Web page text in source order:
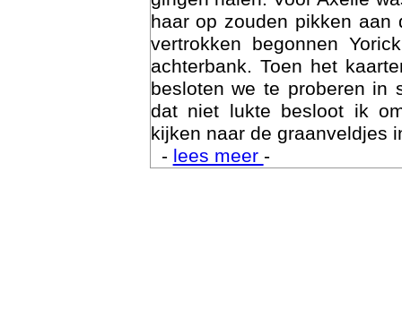
gingen halen. Voor Axelle
haar op zouden pikken aan
vertrokken begonnen
achterbank. Toen het
besloten we te proberen in
dat niet lukte besloot ik
kijken naar de graanveldjes
-lees meer-